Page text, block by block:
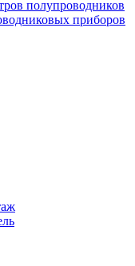
полупроводников
приборов